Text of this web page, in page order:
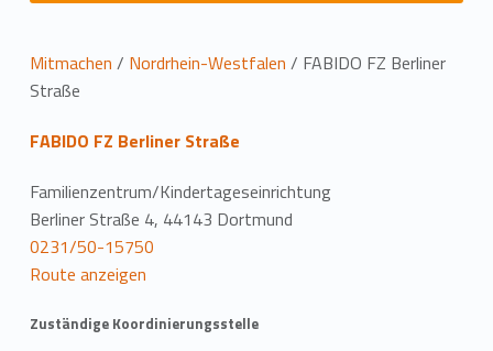
L
o
c
a
t
i
o
Mitmachen / Nordrhein-Westfalen / FABIDO FZ Berliner
Straße
FABIDO FZ Berliner Straße
Familienzentrum/Kindertageseinrichtung
Berliner Straße 4, 44143 Dortmund
0231/50-15750
Route anzeigen
Zuständige Koordinierungsstelle